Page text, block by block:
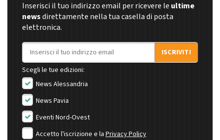
Inserisci il tuo indirizzo email per ricevere le ultime
newsdirettamente nella tua casella di posta
elettronica.
Indirizzo email
ISCRIVITI
Scegli le tue edizioni:
News Alessandria
News Pavia
Eventi Nord-Ovest
Accetto l'iscrizione e la Privacy Policy